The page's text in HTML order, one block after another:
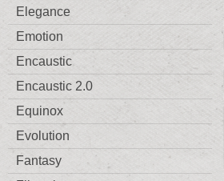
Elegance
Emotion
Encaustic
Encaustic 2.0
Equinox
Evolution
Fantasy